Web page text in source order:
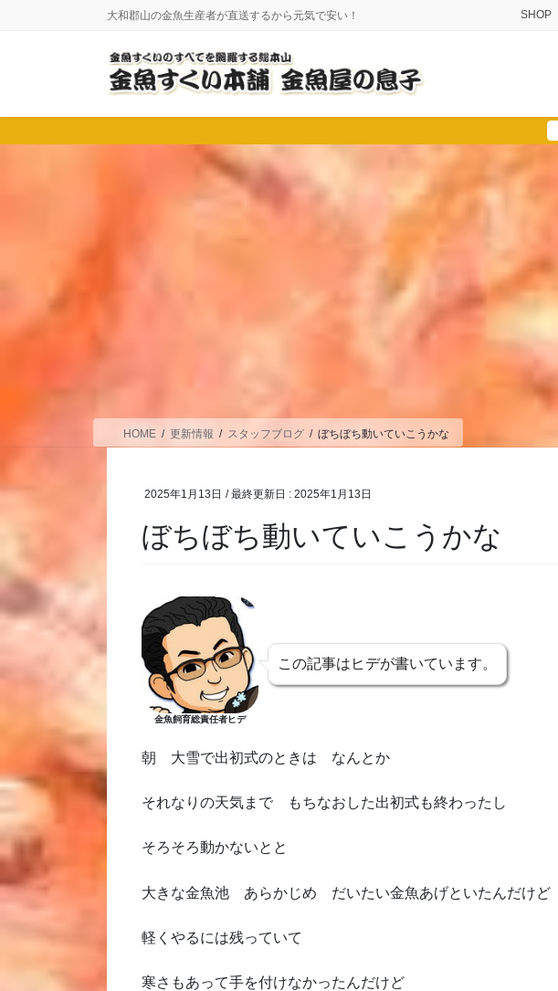
に
移
ョ
ン
大和郡山の金魚生産者が直送するから元気で安い！ SHOP
HOME 更新情報 スタッフブログ ぼちぼち動いていこうかな
2025年1月13日 / 最終更新日 :2025年1月13日
ぼちぼち動いていこうかな
金魚飼育総責任者ヒデ
この記事はヒデが書いています。
朝 大雪で出初式のときは なんとか
それなりの天気まで もちなおした出初式も終わったし
そろそろ動かないとと
大きな金魚池 あらかじめ だいたい金魚あげといたんだけど
軽くやるには残っていて
寒さもあって手を付けなかったんだけど